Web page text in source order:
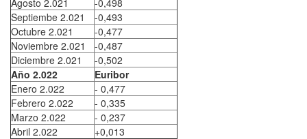
Agosto 2.021
-0,498
Septiembe 2.021
-0,493
Octubre 2.021
-0,477
Noviembre 2.021
-0,487
Diciembre 2.021
-0,502
Año 2.022
Euribor
Enero 2.022
- 0,477
Febrero 2.022
- 0,335
Marzo 2.022
- 0,237
Abril 2.022
+0,013